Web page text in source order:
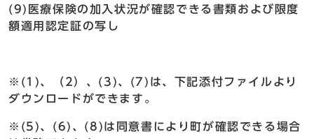
(9)医療保険の加入状況が確認できる書類および限度
額適用認定証の写し
※(1)、（2）、(3)、(7)は、下記添付ファイルより
ダウンロードができます。
※(5)、(6)、(8)は同意書により町が確認できる場合